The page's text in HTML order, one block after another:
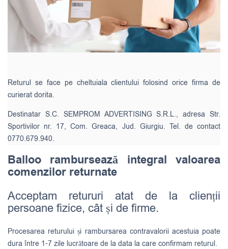
Returul se face pe cheltuiala clientului folosind orice firma de
curierat dorita.
Destinatar S.C. SEMPROM ADVERTISING S.R.L., adresa Str.
Sportivilor nr. 17, Com. Greaca, Jud. Giurgiu. Tel. de contact
0770.679.940.
Balloo rambursează integral valoarea
comenzilor returnate
Acceptam retururi atat de la clienții
persoane fizice, cât și de firme.
Procesarea returului și rambursarea contravalorii acestuia poate
dura între 1-7 zile lucrătoare de la data la care confirmam returul.